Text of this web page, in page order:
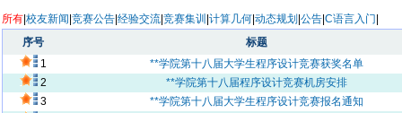
所有 校友新闻 竞赛公告 经验交流 竞赛集训 计算几何 动态规划 公告 C语言入门
序号
标题
1
**学院第十八届大学生程序设计竞赛获奖名单
2
**学院第十八届程序设计竞赛机房安排
3
**学院第十八届大学生程序设计竞赛报名通知